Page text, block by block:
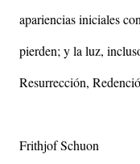
apariencias iniciales
pierden; y la luz,
Resurrección,
Frithjof Schuon